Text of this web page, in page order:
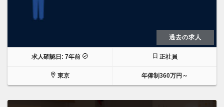
過去の求人
求人確認日: 7年前 正社員
東京 年俸制360万円～